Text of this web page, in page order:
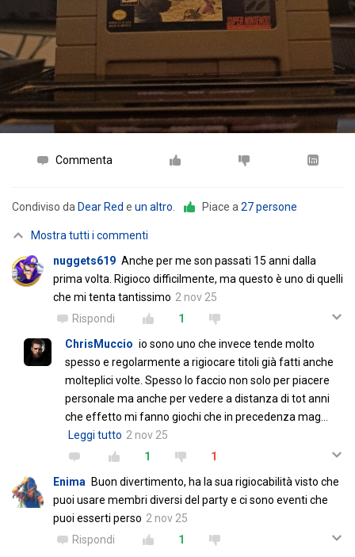
Commenta
Condiviso da Dear Red e un altro Piace a 27 persone
Mostra tutti i commenti
nuggets619 Anche per me son passati 15 anni dalla
prima volta. Rigioco difficilmente, ma questo è uno di quelli
che mi tenta tantissimo 2 nov 25
Rispondi
1
ChrisMuccio io sono uno che invece tende molto
spesso e regolarmente a rigiocare titoli già fatti anche
molteplici volte. Spesso lo faccio non solo per piacere
personale ma anche per vedere a distanza di tot anni
che effetto mi fanno giochi che in precedenza mag
Leggi tutto 2 nov 25
1
1
Enima
Buon divertimento, ha la sua rigiocabilità visto che
puoi usare membri diversi del party e ci sono eventi che
puoi esserti perso 2 nov 25
Rispondi
1